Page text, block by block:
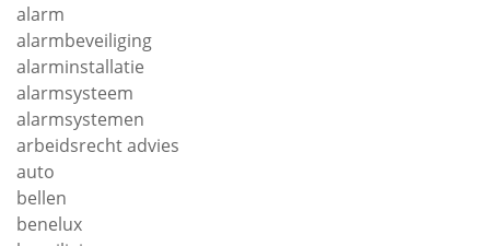
alarm
alarmbeveiliging
alarminstallatie
alarmsysteem
alarmsystemen
arbeidsrecht advies
auto
bellen
benelux